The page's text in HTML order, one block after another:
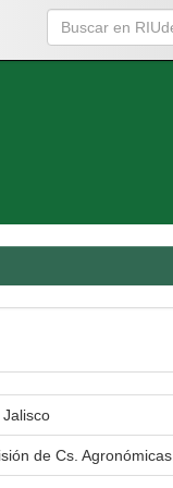
de Cs. Agronómicas.